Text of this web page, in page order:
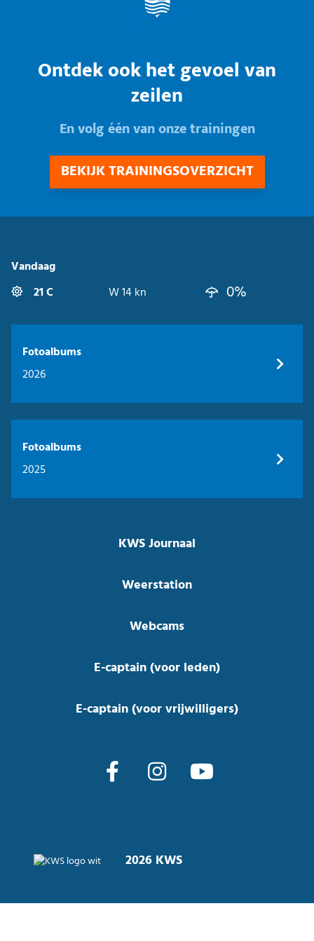
Ontdek ook het gevoel van
zeilen
En volg één van onze trainingen
BEKIJK TRAININGSOVERZICHT
Vandaag
21 C
W 14 kn 0%
Fotoalbums
2026
Fotoalbums
2025
KWS Journaal
Weerstation
Webcams
E-captain (voor leden)
E-captain (voor vrijwilligers)
2026 KWS